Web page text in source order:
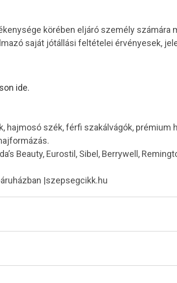
körében eljáró személy számára
saját jótállási feltételei érvényesek,
ide.
szék, férfi szakálvágók, prémium
Beauty, Eurostil, Sibel, Berrywell,
|szepsegcikk.hu